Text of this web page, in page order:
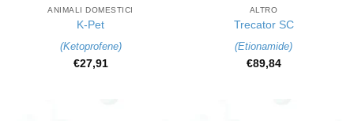
ANIMALI DOMESTICI
K-Pet
(Ketoprofene)
€27,91
ALTRO
Trecator SC
(Etionamide)
€89,84